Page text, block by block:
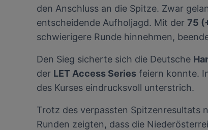
den Anschluss an die Spitze. Zwar
entscheidende Aufholjagd. Mit der 75
schwierigere Runde hinnehmen,
Den Sieg sicherte sich die Deutsche
der LET Access Series feiern konnte.
des Kurses eindrucksvoll unterstrich.
Trotz des verpassten Spitzenresultats
Runden zeigten, dass die